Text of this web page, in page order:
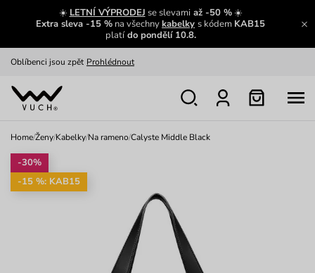
☀️ LETNÍ VÝPRODEJ se slevamiaž -50 %☀️
Extra sleva -15 % na všechnykabelky s kódem KAB15
platído pondělí 10.8.
Zajímavosti ze světa Vuch:
Zobrazit
Oblíbenci jsou zpět Prohlédnout
Nech se inspirovat
Home/Ženy/Kabelky/Na rameno/Calyste Middle Black
-30%
-15 %: KAB15